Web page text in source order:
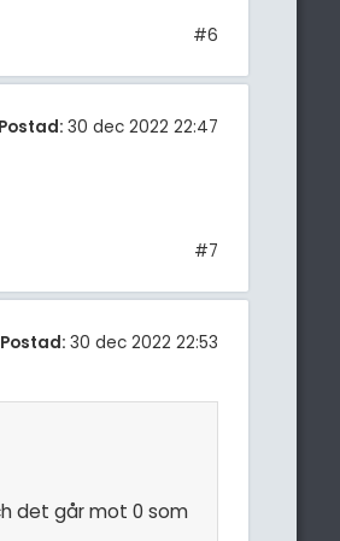
#6
Postad: 30 dec 2022 22:47
#7
Postad: 30 dec 2022 22:53
det går mot 0 som